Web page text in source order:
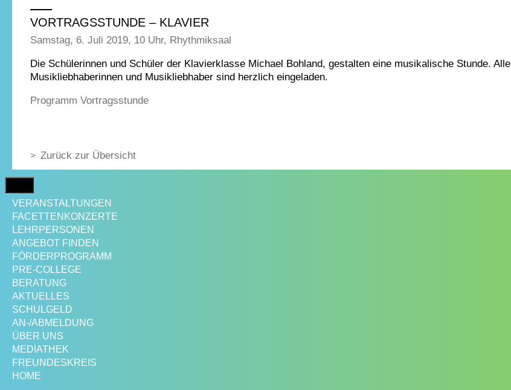
VORTRAGSSTUNDE – KLAVIER
Samstag, 6. Juli 2019, 10 Uhr, Rhythmiksaal
Die Schülerinnen und Schüler der Klavierklasse Michael Bohland, gestalten eine musikalische Stunde. Alle
Musikliebhaberinnen und Musikliebhaber sind herzlich eingeladen.
Programm Vortragsstunde
Zurück zur Übersicht
VERANSTALTUNGEN
FACETTENKONZERTE
LEHRPERSONEN
ANGEBOT FINDEN
FÖRDERPROGRAMM
PRE-COLLEGE
BERATUNG
AKTUELLES
SCHULGELD
AN-/ABMELDUNG
ÜBER UNS
MEDIATHEK
FREUNDESKREIS
HOME